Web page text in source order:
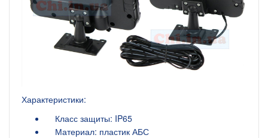
Характеристики:
Класс защиты: IP65
Материал: пластик АБС